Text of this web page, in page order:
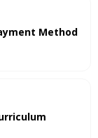
Method